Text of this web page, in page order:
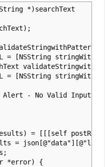
*)searchText
- No Valid Input");
= [[[self
*error) {